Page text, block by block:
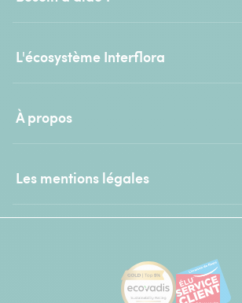
L'écosystème Interflora
À propos
Les mentions légales